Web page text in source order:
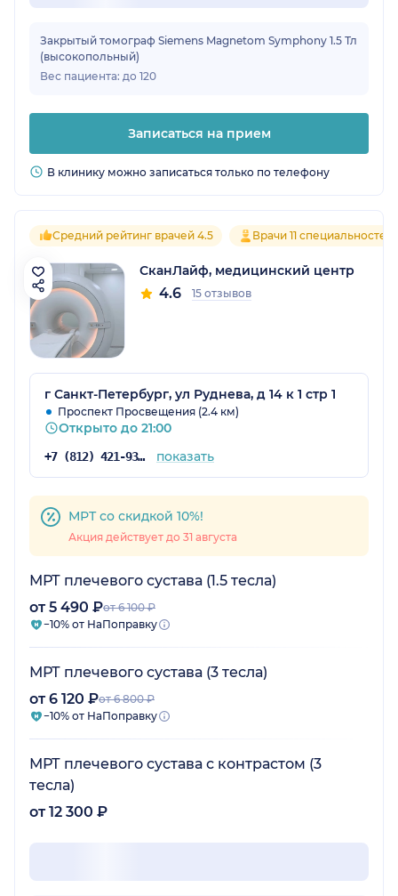
Закрытый томограф Siemens Magnetom Symphony 1.5 Тл
(высокопольный)
Вес пациента: до 120
Записаться на прием
В клинику можно записаться только по телефону
Средний рейтинг врачей 4.5 Врачи 11 специальностей
СканЛайф, медицинский центр
4.6 15 отзывов
г Санкт-Петербург, ул Руднева, д 14 к 1 стр 1
Проспект Просвещения (2.4 км)
Открыто до 21:00
+7 (812) 421-93-41 показать
МРТ со скидкой 10%!
Акция действует до 31 августа
МРТ плечевого сустава (1.5 тесла)
от 5 490 ₽от 6 100 ₽
−10% от НаПоправку
МРТ плечевого сустава (3 тесла)
от 6 120 ₽от 6 800 ₽
−10% от НаПоправку
МРТ плечевого сустава с контрастом (3
тесла)
от 12 300 ₽